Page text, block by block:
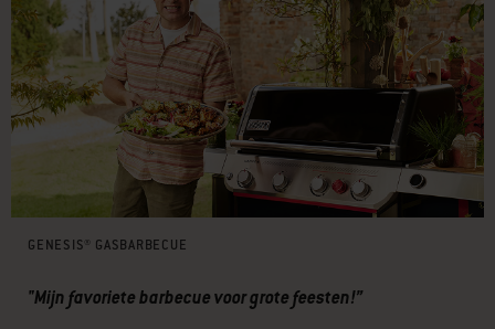
GENESIS® GASBARBECUE
"Mijn favoriete barbecue voor grote feesten!”